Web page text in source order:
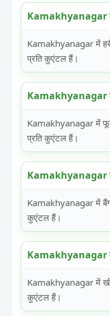
Kamakhyanagar
Kamakhyanagar में
प्रति कुएंटल हैं।
Kamakhyanagar
Kamakhyanagar में
प्रति कुएंटल हैं।
Kamakhyanagar
Kamakhyanagar में
कुएंटल हैं।
Kamakhyanagar
Kamakhyanagar में
कुएंटल हैं।